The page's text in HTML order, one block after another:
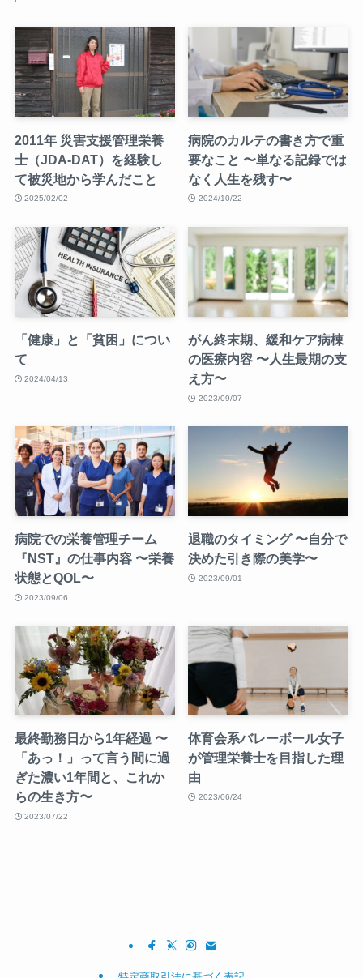
2011年 災害支援管理栄養
士（JDA-DAT）を経験し
て被災地から学んだこと
2025/02/02
病院のカルテの書き方で重
要なこと 〜単なる記録では
なく人生を残す〜
2024/10/22
「健康」と「貧困」につい
て
2024/04/13
がん終末期、緩和ケア病棟
の医療内容 〜人生最期の支
え方〜
2023/09/07
病院での栄養管理チーム
『NST』の仕事内容 〜栄養
状態とQOL〜
2023/09/06
退職のタイミング 〜自分で
決めた引き際の美学〜
2023/09/01
最終勤務日から1年経過 〜
「あっ！」って言う間に過
ぎた濃い1年間と、これか
らの生き方〜
2023/07/22
体育会系バレーボール女子
が管理栄養士を目指した理
由
2023/06/24